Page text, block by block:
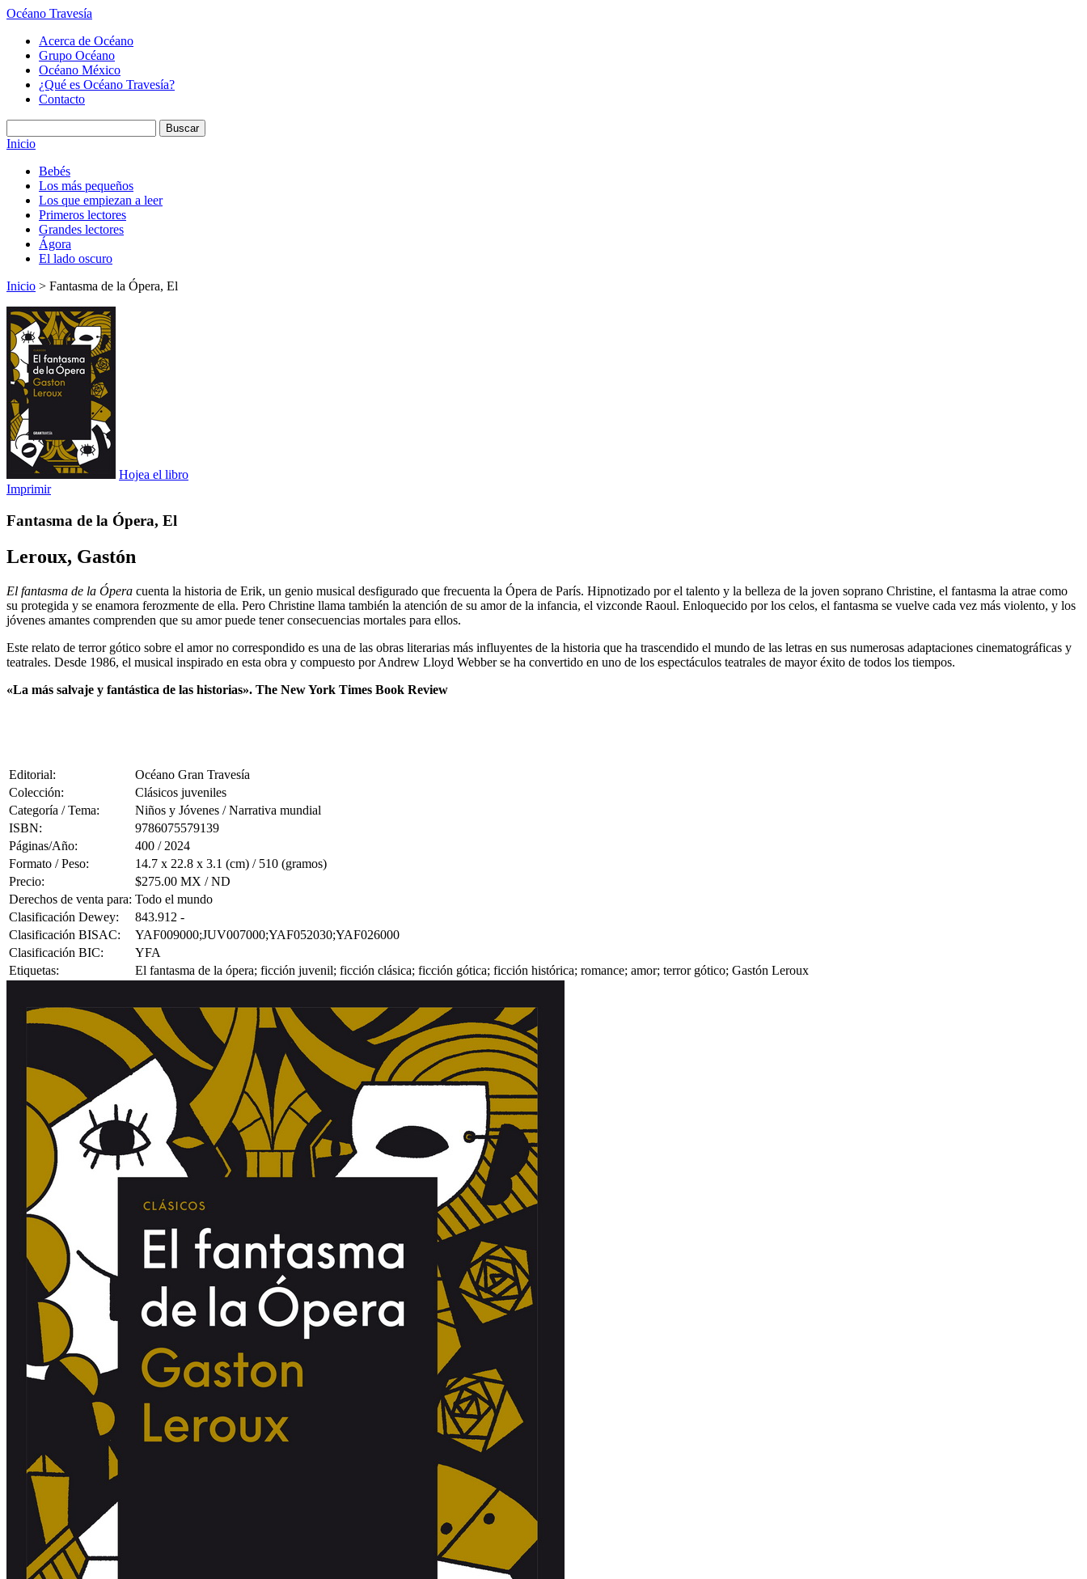
Océano Travesía
Acerca de Océano
Grupo Océano
Océano México
¿Qué es Océano Travesía?
Contacto
Inicio
Bebés
Los más pequeños
Los que empiezan a leer
Primeros lectores
Grandes lectores
Ágora
El lado oscuro
Inicio > Fantasma de la Ópera, El
Hojea el libro
Imprimir
Fantasma de la Ópera, El
Leroux, Gastón
El fantasma de la Ópera cuenta la historia de Erik, un genio musical desfigurado que frecuenta la Ópera de París. Hipnotizado por el talento y la belleza de la joven soprano Christine, el fantasma la atrae como
su protegida y se enamora ferozmente de ella. Pero Christine llama también la atención de su amor de la infancia, el vizconde Raoul. Enloquecido por los celos, el fantasma se vuelve cada vez más violento, y los
jóvenes amantes comprenden que su amor puede tener consecuencias mortales para ellos.
Este relato de terror gótico sobre el amor no correspondido es una de las obras literarias más influyentes de la historia que ha trascendido el mundo de las letras en sus numerosas adaptaciones cinematográficas y
teatrales. Desde 1986, el musical inspirado en esta obra y compuesto por Andrew Lloyd Webber se ha convertido en uno de los espectáculos teatrales de mayor éxito de todos los tiempos.
«La más salvaje y fantástica de las historias». The New York Times Book Review
Editorial:
Océano Gran Travesía
Colección:
Clásicos juveniles
Categoría / Tema:
Niños y Jóvenes / Narrativa mundial
ISBN:
9786075579139
Páginas/Año:
400 / 2024
Formato / Peso:
14.7 x 22.8 x 3.1 (cm) / 510 (gramos)
Precio:
$275.00 MX / ND
Derechos de venta para: Todo el mundo
Clasificación Dewey:
843.912 -
Clasificación BISAC:
YAF009000;JUV007000;YAF052030;YAF026000
Clasificación BIC:
YFA
Etiquetas:
El fantasma de la ópera; ficción juvenil; ficción clásica; ficción gótica; ficción histórica; romance; amor; terror gótico; Gastón Leroux